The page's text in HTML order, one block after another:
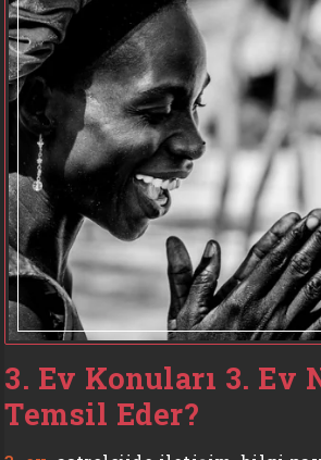
3. Ev Konuları 3. Ev
Temsil Eder?